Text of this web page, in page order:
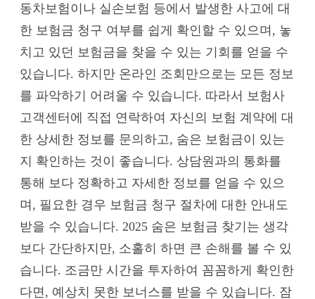
동차보험이나 실손보험 등에서 발생한 사고에 대
한 보험금 청구 여부를 쉽게 확인할 수 있으며, 놓
치고 있던 보험금을 찾을 수 있는 기회를 얻을 수
있습니다. 하지만 온라인 조회만으로는 모든 정보
를 파악하기 어려울 수 있습니다. 따라서 보험사
고객센터에 직접 연락하여 자신의 보험 계약에 대
한 상세한 정보를 문의하고, 숨은 보험금이 있는
지 확인하는 것이 좋습니다. 상담원과의 통화를
통해 보다 정확하고 자세한 정보를 얻을 수 있으
며, 필요한 경우 보험금 청구 절차에 대한 안내도
받을 수 있습니다. 2025 숨은 보험금 찾기는 생각
보다 간단하지만, 소홀히 하면 큰 손해를 볼 수 있
습니다. 조금만 시간을 투자하여 꼼꼼하게 확인한
다면, 예상치 못한 보너스를 받을 수 있습니다. 잠